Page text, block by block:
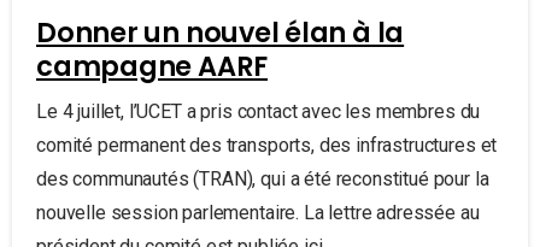
Donner un nouvel élan à la
campagne AARF
Le 4 juillet, l’UCET a pris contact avec les membres du
comité permanent des transports, des infrastructures et
des communautés (TRAN), qui a été reconstitué pour la
nouvelle session parlementaire. La lettre adressée au